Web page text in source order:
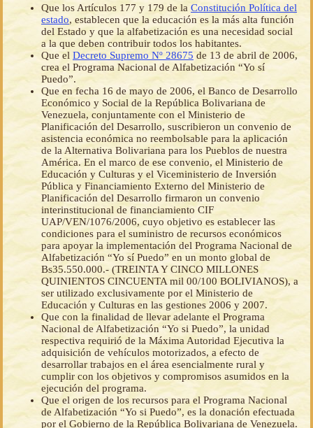
Que los Artículos 177 y 179 de la Constitución Política del
estado, establecen que la educación es la más alta función
del Estado y que la alfabetización es una necesidad social
a la que deben contribuir todos los habitantes.
Que el Decreto Supremo Nº 28675 de 13 de abril de 2006,
crea el Programa Nacional de Alfabetización “Yo sí
Puedo”.
Que en fecha 16 de mayo de 2006, el Banco de Desarrollo
Económico y Social de la República Bolivariana de
Venezuela, conjuntamente con el Ministerio de
Planificación del Desarrollo, suscribieron un convenio de
asistencia económica no reembolsable para la aplicación
de la Alternativa Bolivariana para los Pueblos de nuestra
América. En el marco de ese convenio, el Ministerio de
Educación y Culturas y el Viceministerio de Inversión
Pública y Financiamiento Externo del Ministerio de
Planificación del Desarrollo firmaron un convenio
interinstitucional de financiamiento CIF
UAP/VEN/1076/2006, cuyo objetivo es establecer las
condiciones para el suministro de recursos económicos
para apoyar la implementación del Programa Nacional de
Alfabetización “Yo sí Puedo” en un monto global de
Bs35.550.000.- (TREINTA Y CINCO MILLONES
QUINIENTOS CINCUENTA mil 00/100 BOLIVIANOS), a
ser utilizado exclusivamente por el Ministerio de
Educación y Culturas en las gestiones 2006 y 2007.
Que con la finalidad de llevar adelante el Programa
Nacional de Alfabetización “Yo si Puedo”, la unidad
respectiva requirió de la Máxima Autoridad Ejecutiva la
adquisición de vehículos motorizados, a efecto de
desarrollar trabajos en el área esencialmente rural y
cumplir con los objetivos y compromisos asumidos en la
ejecución del programa.
Que el origen de los recursos para el Programa Nacional
de Alfabetización “Yo si Puedo”, es la donación efectuada
por el Gobierno de la República Bolivariana de Venezuela.